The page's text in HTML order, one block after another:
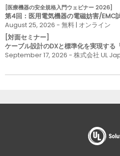
[医療機器の安全規格入門ウェビナー 2026]
第4回：医用電気機器の電磁妨害/EMC
August 25, 2026 - 無料 | オンライン
[対面セミナー]
ケーブル設計のDXと標準化を実現す
September 17, 2026 - 株式会社 UL